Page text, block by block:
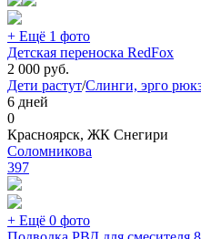
+ Ещё 1 фото
Детская переноска RedFox
2 000 руб.
Дети растут/Слинги, эрго
6 дней
0
Красноярск, ЖК Снегири
Соломникова
397
+ Ещё 0 фото